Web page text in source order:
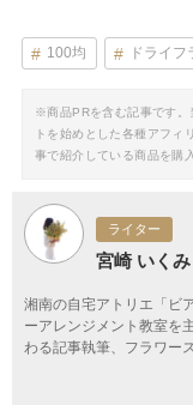
100均 ドライフ
※商品PRを含む記事です。
トを始めとした各種アフィ
事で紹介している商品を購
ライター
宮崎 いくみ
湘南の自宅アトリエ「ビ
ーアレンジメント教室を
わる記事執筆、フラワー
末に飾りたいオススメ